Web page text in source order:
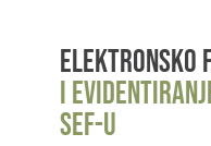
Elektronsko
i
SEF-u